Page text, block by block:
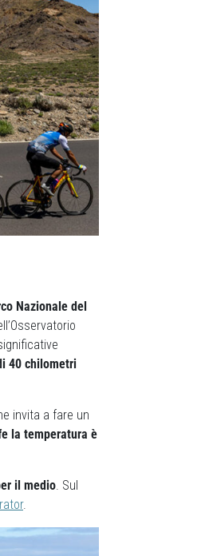
Nazionale del
40 chilometri
invita a fare un
la temperatura è
il medio. Sul
.